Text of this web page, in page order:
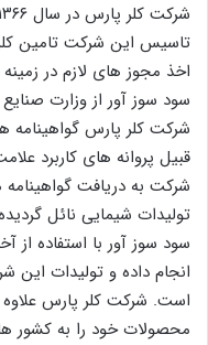
تاسیس این شرکت تامین
اخذ مجوز های لازم در
سود سوز آور از وزارت
شرکت کلر پارس گواهینامه
قبیل پروانه های کاربرد
شرکت به دریافت
تولیدات شیمایی نائل
سود سوز آور با استفاده
انجام داده و تولیدات این
است. شرکت کلر پارس علاوه
محصولات خود را به کشور